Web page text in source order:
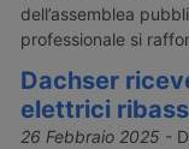
dell’assemblea
professionale si
Dachser
elettrici
26 Febbraio 2025 -